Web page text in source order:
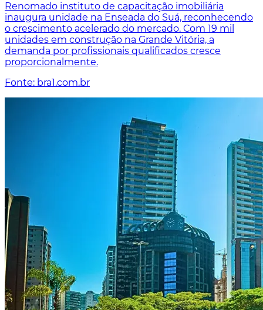
Renomado instituto de capacitação imobiliária
inaugura unidade na Enseada do Suá, reconhecendo
o crescimento acelerado do mercado. Com 19 mil
unidades em construção na Grande Vitória, a
demanda por profissionais qualificados cresce
proporcionalmente.
Fonte: bra1.com.br